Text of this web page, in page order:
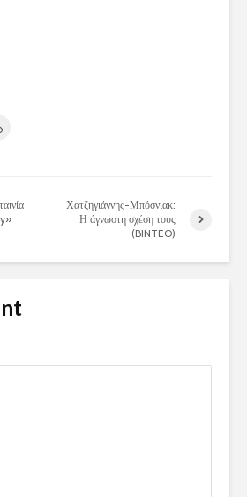
Χατζηγιάννης-Μπόσνιακ:
Η άγνωστη σχέση τους
(BINTEO)